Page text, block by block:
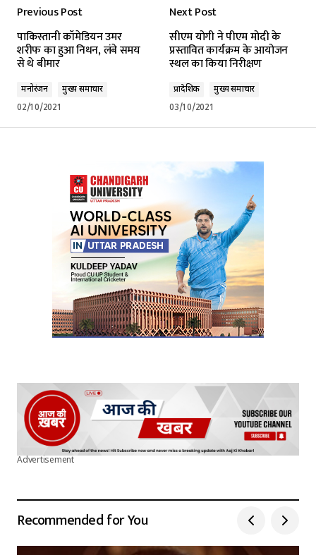
Previous Post
पाकिस्तानी कॉमेडियन उमर
शरीफ का हुआ निधन, लंबे समय
से थे बीमार
मनोरंजन
मुख्य समाचार
02/10/2021
Next Post
सीएम योगी ने पीएम मोदी के
प्रस्तावित कार्यक्रम के आयोजन
स्थल का किया निरीक्षण
प्रादेशिक
मुख्य समाचार
03/10/2021
Advertisement
Recommended for You